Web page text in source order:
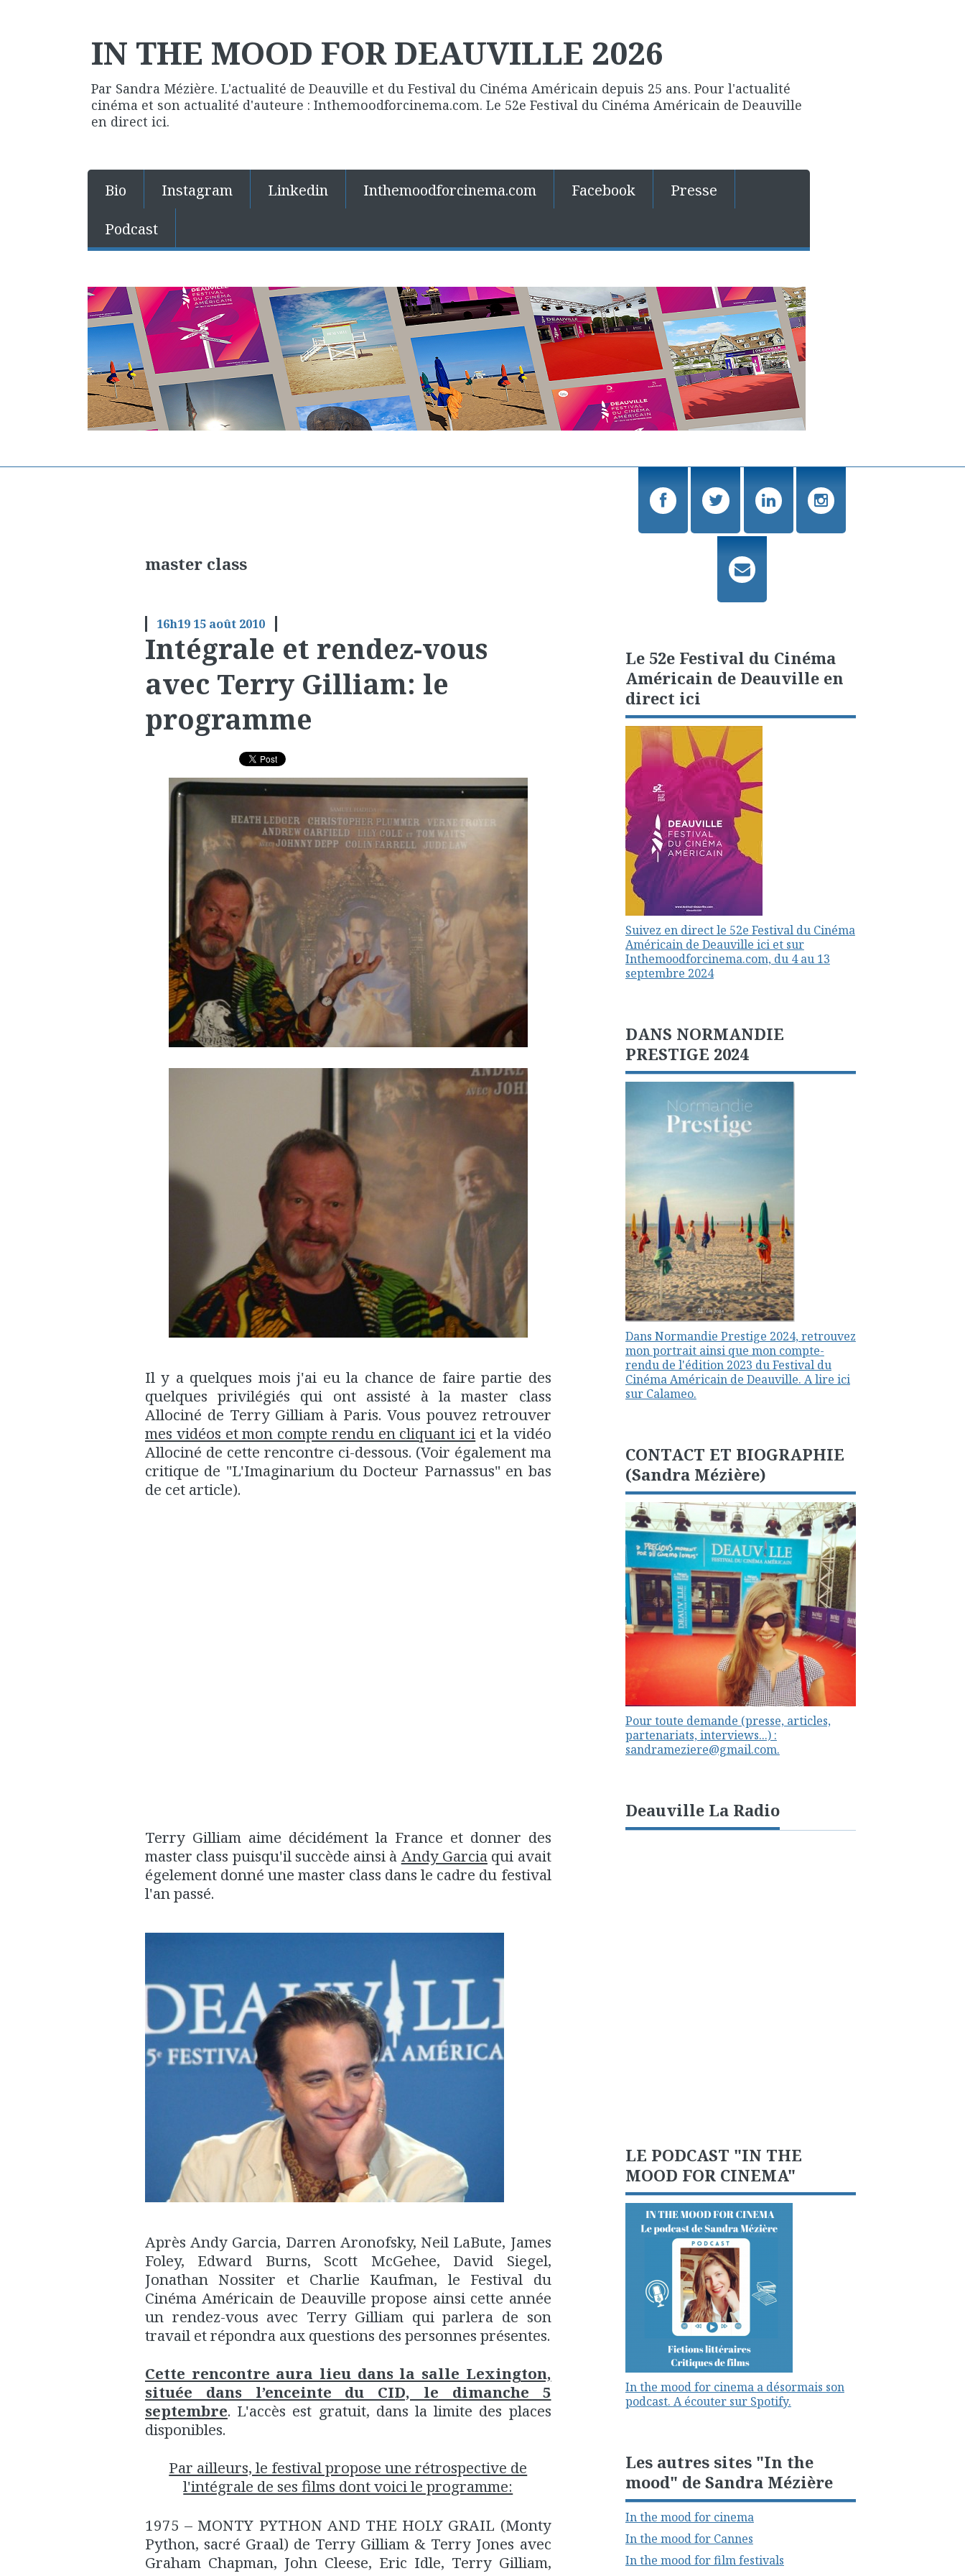
IN THE MOOD FOR DEAUVILLE 2026
Par Sandra Mézière. L'actualité de Deauville et du Festival du Cinéma Américain depuis 25 ans. Pour l'actualité
cinéma et son actualité d'auteure : Inthemoodforcinema.com. Le 52e Festival du Cinéma Américain de Deauville
en direct ici.
Bio Instagram Linkedin Inthemoodforcinema.com Facebook
Presse
Podcast
master class
16h19 15 août 2010
Intégrale et rendez-vous
avec Terry Gilliam: le
programme
Il y a quelques mois j'ai eu la chance de faire partie des
quelques privilégiés qui ont assisté à la master class
Allociné de Terry Gilliam à Paris. Vous pouvez retrouver
mes vidéos et mon compte rendu en cliquant ici et la vidéo
Allociné de cette rencontre ci-dessous. (Voir également ma
critique de "L'Imaginarium du Docteur Parnassus" en bas
de cet article).
Terry Gilliam aime décidément la France et donner des
master class puisqu'il succède ainsi à Andy Garciaqui avait
égelement donné une master class dans le cadre du festival
l'an passé.
Après Andy Garcia, Darren Aronofsky, Neil LaBute, James
Foley, Edward Burns, Scott McGehee, David Siegel,
Jonathan Nossiter et Charlie Kaufman, le Festival du
Cinéma Américain de Deauville propose ainsi cette année
un rendez-vous avec Terry Gilliam qui parlera de son
travail et répondra aux questions des personnes présentes.
Cette rencontre aura lieu dans la salle Lexington,
située dans l’enceinte du CID, le dimanche 5
septembre. L'accès est gratuit, dans la limite des places
disponibles.
Par ailleurs, le festival propose une rétrospective de
l'intégrale de ses films dont voici le programme:
1975 – MONTY PYTHON AND THE HOLY GRAIL (Monty
Python, sacré Graal) de Terry Gilliam & Terry Jones avec
Graham Chapman, John Cleese, Eric Idle, Terry Gilliam,
Le 52e Festival du Cinéma
Américain de Deauville en
direct ici
Suivez en direct le 52e Festival du Cinéma
Américain de Deauville ici et sur
Inthemoodforcinema.com, du 4 au 13
septembre 2024
DANS NORMANDIE
PRESTIGE 2024
Dans Normandie Prestige 2024, retrouvez
mon portrait ainsi que mon compte-
rendu de l'édition 2023 du Festival du
Cinéma Américain de Deauville. A lire ici
sur Calameo.
CONTACT ET BIOGRAPHIE
(Sandra Mézière)
Pour toute demande (presse, articles,
partenariats, interviews...) :
sandrameziere@gmail.com.
Deauville La Radio
LE PODCAST "IN THE
MOOD FOR CINEMA"
In the mood for cinema a désormais son
podcast. A écouter sur Spotify.
Les autres sites "In the
mood" de Sandra Mézière
In the mood for cinema
In the mood for Cannes
In the mood for film festivals